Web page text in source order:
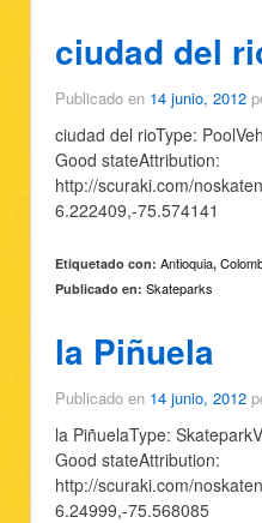
ciudad del
Publicado en 14 junio, 2012
ciudad del rioType:
Good stateAttribution:
http://scuraki.com/
6.222409,-75.574141
Etiquetado con: Antioquia,
Publicado en: Skateparks
la Piñuela
Publicado en 14 junio, 2012
la PiñuelaType:
Good stateAttribution:
http://scuraki.com/
6.24999,-75.568085